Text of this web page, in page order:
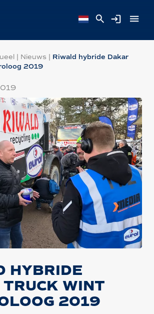
| Nieuws | Riwald hybride Dakar
2019
HYBRIDE
WINT
2019